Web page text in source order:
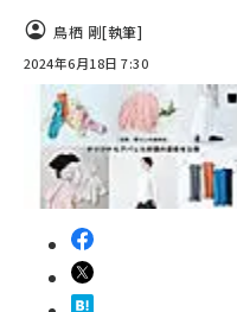
鳥栖 剛[執筆]
2024年6月18日 7:30